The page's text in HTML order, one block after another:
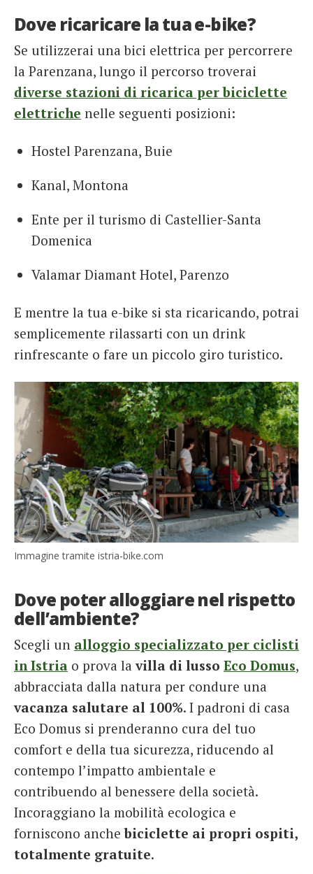
Dove ricaricare la tua e-bike?
Se utilizzerai una bici elettrica per percorrere
la Parenzana, lungo il percorso troverai
diverse stazioni di ricarica per biciclette
elettriche nelle seguenti posizioni:
Hostel Parenzana, Buie
Kanal, Montona
Ente per il turismo di Castellier-Santa
Domenica
Valamar Diamant Hotel, Parenzo
E mentre la tua e-bike si sta ricaricando, potrai
semplicemente rilassarti con un drink
rinfrescante o fare un piccolo giro turistico.
Immagine tramite istria-bike.com
Dove poter alloggiare nel rispetto
dell’ambiente?
Scegli un alloggio specializzato per ciclisti
in Istria o prova lavilla di lusso Eco Domus,
abbracciata dalla natura per condure una
vacanza salutare al 100%. I padroni di casa
Eco Domus si prenderanno cura del tuo
comfort e della tua sicurezza, riducendo al
contempo l’impatto ambientale e
contribuendo al benessere della società.
Incoraggiano la mobilità ecologica e
forniscono anchebiciclette ai propri ospiti,
totalmente gratuite.